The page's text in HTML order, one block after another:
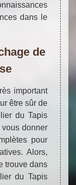
dans le
de
important
être sûr de
du Tapis
vous donner
pour
Alors,
trouve dans
du Tapis